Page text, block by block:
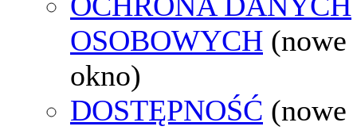
OSOBOWYCH (nowe
okno)
DOSTĘPNOŚĆ (nowe